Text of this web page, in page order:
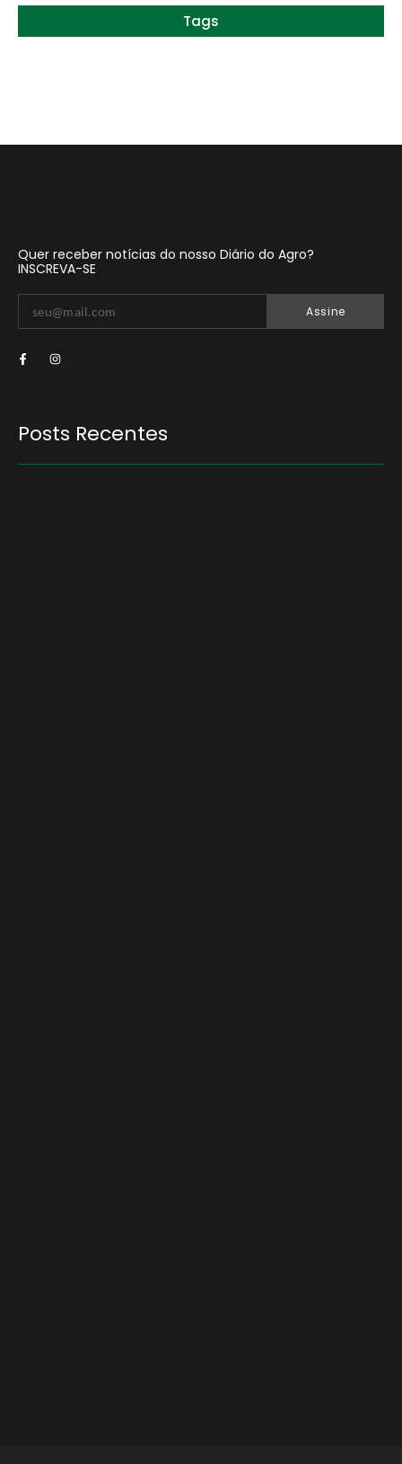
Tags
Quer receber notícias do nosso Diário do Agro?
INSCREVA-SE
Assine
Posts Recentes